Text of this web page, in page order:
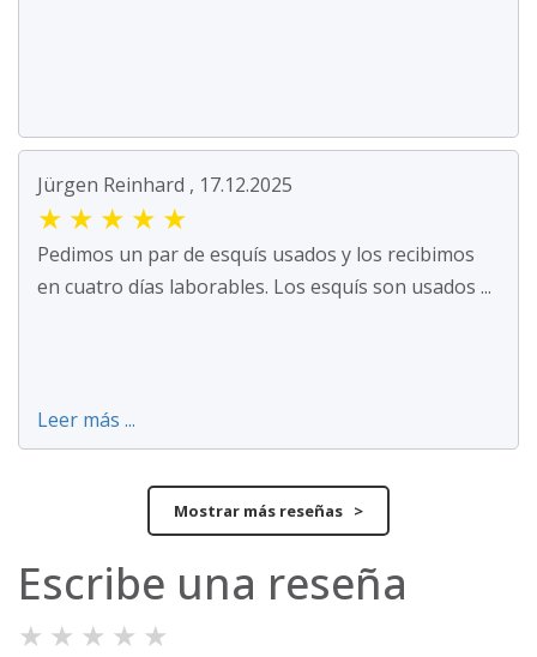
Jürgen Reinhard , 17.12.2025
★ ★ ★ ★ ★
Pedimos un par de esquís usados y los recibimos
en cuatro días laborables. Los esquís son usados ...
Leer más ...
Mostrar más reseñas >
Escribe una reseña
★ ★ ★ ★ ★